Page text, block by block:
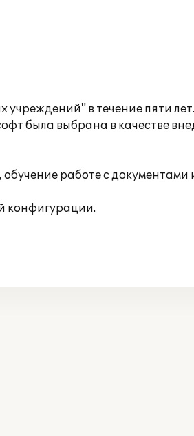
в течение пяти
была выбрана в качестве
работе с документами
конфигурации.